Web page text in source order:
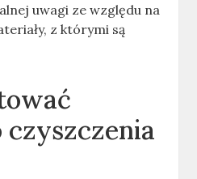
uwagi ze względu na
z którymi są